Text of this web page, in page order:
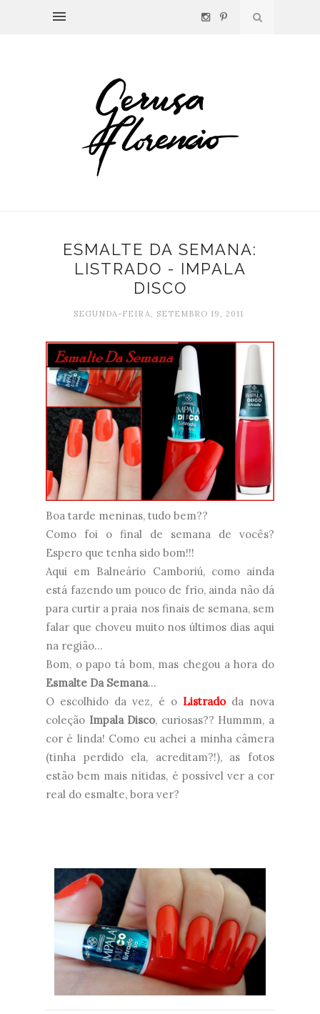
ESMALTE DA SEMANA:
LISTRADO - IMPALA
DISCO
SEGUNDA-FEIRA, SETEMBRO 19, 2011
Boa tarde meninas, tudo bem??
Como foi o final de semana de vocês?
Espero que tenha sido bom!!!
Aqui em Balneário Camboriú, como ainda
está fazendo um pouco de frio, ainda não dá
para curtir a praia nos finais de semana, sem
falar que choveu muito nos últimos dias aqui
na região...
Bom, o papo tá bom, mas chegou a hora do
Esmalte Da Semana...
O escolhido da vez, é o Listrado da nova
coleção Impala Disco, curiosas?? Hummm, a
cor é linda! Como eu achei a minha câmera
(tinha perdido ela, acreditam?!), as fotos
estão bem mais nítidas, é possível ver a cor
real do esmalte, bora ver?